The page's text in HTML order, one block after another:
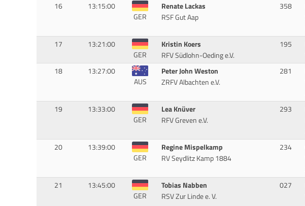
16
13:15:00
GER
Renate Lackas
RSF Gut Aap
358
17
13:21:00
GER
Kristin Koers
RFV Südlohn-Oeding e.V.
195
18
13:27:00
AUS
Peter John Weston
ZRFV Albachten e.V.
281
19
13:33:00
GER
Lea Knüver
RFV Greven e.V.
293
20
13:39:00
GER
Regine Mispelkamp
RV Seydlitz Kamp 1884
234
21
13:45:00
GER
Tobias Nabben
RSV Zur Linde e. V.
027